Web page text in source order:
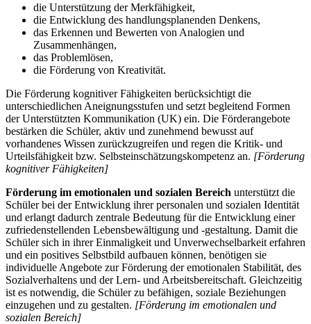
die Unterstützung der Merkfähigkeit,
die Entwicklung des handlungsplanenden Denkens,
das Erkennen und Bewerten von Analogien und
Zusammenhängen,
das Problemlösen,
die Förderung von Kreativität.
Die Förderung kognitiver Fähigkeiten berücksichtigt die
unterschiedlichen Aneignungsstufen und setzt begleitend Formen
der Unterstützten Kommunikation (UK) ein. Die Förderangebote
bestärken die Schüler, aktiv und zunehmend bewusst auf
vorhandenes Wissen zurückzugreifen und regen die Kritik- und
Urteilsfähigkeit bzw. Selbsteinschätzungskompetenz an. [Förderung
kognitiver Fähigkeiten]
Förderung im emotionalen und sozialen Bereich unterstützt die
Schüler bei der Entwicklung ihrer personalen und sozialen Identität
und erlangt dadurch zentrale Bedeutung für die Entwicklung einer
zufriedenstellenden Lebensbewältigung und -gestaltung. Damit die
Schüler sich in ihrer Einmaligkeit und Unverwechselbarkeit erfahren
und ein positives Selbstbild aufbauen können, benötigen sie
individuelle Angebote zur Förderung der emotionalen Stabilität, des
Sozialverhaltens und der Lern- und Arbeitsbereitschaft. Gleichzeitig
ist es notwendig, die Schüler zu befähigen, soziale Beziehungen
einzugehen und zu gestalten. [Förderung im emotionalen und
sozialen Bereich]